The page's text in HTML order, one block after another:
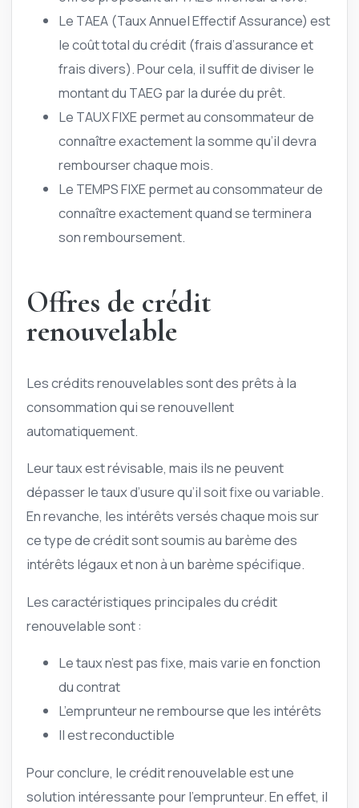
Le TAEA (Taux Annuel Effectif Assurance) est
le coût total du crédit (frais d’assurance et
frais divers). Pour cela, il suffit de diviser le
montant du TAEG par la durée du prêt.
Le TAUX FIXE permet au consommateur de
connaître exactement la somme qu’il devra
rembourser chaque mois.
Le TEMPS FIXE permet au consommateur de
connaître exactement quand se terminera
son remboursement.
Offres de crédit
renouvelable
Les crédits renouvelables sont des prêts à la
consommation qui se renouvellent
automatiquement.
Leur taux est révisable, mais ils ne peuvent
dépasser le taux d’usure qu’il soit fixe ou variable.
En revanche, les intérêts versés chaque mois sur
ce type de crédit sont soumis au barème des
intérêts légaux et non à un barème spécifique.
Les caractéristiques principales du crédit
renouvelable sont :
Le taux n’est pas fixe, mais varie en fonction
du contrat
L’emprunteur ne rembourse que les intérêts
Il est reconductible
Pour conclure, le crédit renouvelable est une
solution intéressante pour l’emprunteur. En effet, il